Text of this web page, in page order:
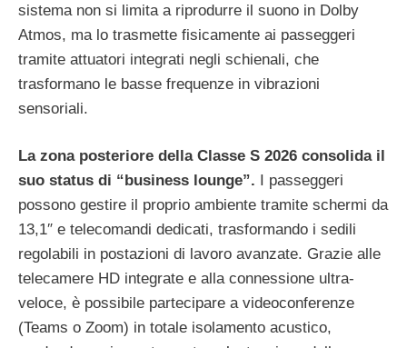
sistema non si limita a riprodurre il suono in Dolby
Atmos, ma lo trasmette fisicamente ai passeggeri
tramite attuatori integrati negli schienali, che
trasformano le basse frequenze in vibrazioni
sensoriali.
La zona posteriore della Classe S 2026 consolida il
suo status di “business lounge”. I passeggeri
possono gestire il proprio ambiente tramite schermi da
13,1″ e telecomandi dedicati, trasformando i sedili
regolabili in postazioni di lavoro avanzate. Grazie alle
telecamere HD integrate e alla connessione ultra-
veloce, è possibile partecipare a videoconferenze
(Teams o Zoom) in totale isolamento acustico,